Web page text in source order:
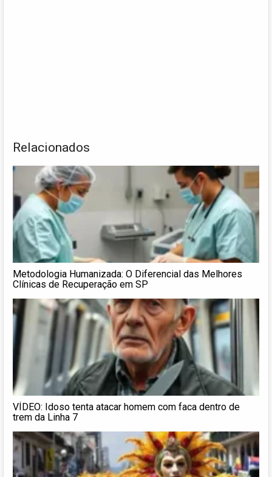
Relacionados
Metodologia Humanizada: O Diferencial das Melhores
Clínicas de Recuperação em SP
VÍDEO: Idoso tenta atacar homem com faca dentro de
trem da Linha 7